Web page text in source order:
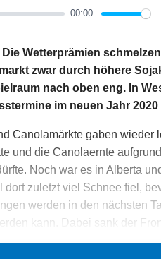
00:00
Die Wetterprämien
zwar durch höhere
nach oben eng. In
im neuen Jahr
Canolamärkte gaben
und die Canolaernte
Noch war es in Alberta
dort zuletzt viel Schnee fiel,
werden in den nächsten
kann. Dabei sank der